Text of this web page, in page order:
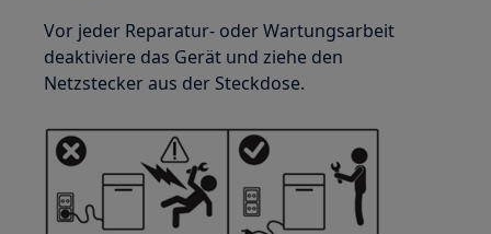
Vor jeder Reparatur- oder Wartungsarbeit
deaktiviere das Gerät und ziehe den
Netzstecker aus der Steckdose.